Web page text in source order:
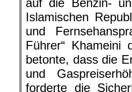
Islamischen
und
Führer“ Khameini
betonte, dass die
und
forderte die